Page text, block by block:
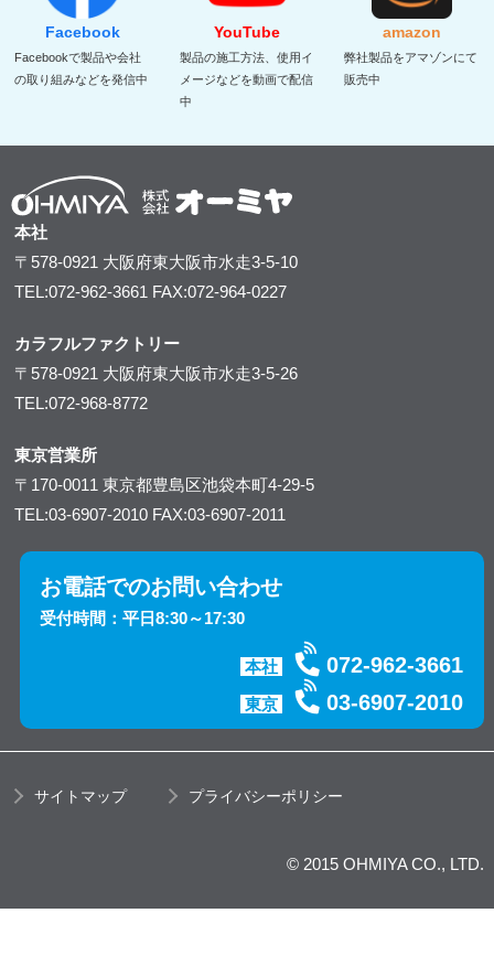
Facebook
Facebookで製品や会社
の取り組みなどを発信中
YouTube
製品の施工方法、使用イ
メージなどを動画で配信
中
amazon
弊社製品をアマゾンにて
販売中
本社
〒578-0921 大阪府東大阪市水走3-5-10
TEL:072-962-3661 FAX:072-964-0227
カラフルファクトリー
〒578-0921 大阪府東大阪市水走3-5-26
TEL:072-968-8772
東京営業所
〒170-0011東京都豊島区池袋本町4-29-5
TEL:03-6907-2010 FAX:03-6907-2011
お電話でのお問い合わせ
受付時間：平日8:30～17:30
本社 072-962-3661
東京 03-6907-2010
サイトマップ プライバシーポリシー
© 2015 OHMIYA CO., LTD.